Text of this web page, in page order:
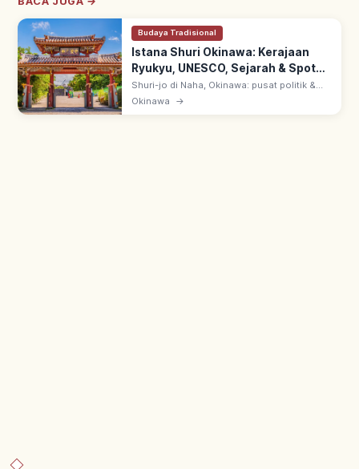
Budaya Tradisional
Istana Shuri Okinawa: Kerajaan
Ryukyu, UNESCO, Sejarah & Spot
Utama
Shuri-jo di Naha, Okinawa: pusat politik &
budaya Kerajaan Ryukyu selama 450 tahun
Okinawa →